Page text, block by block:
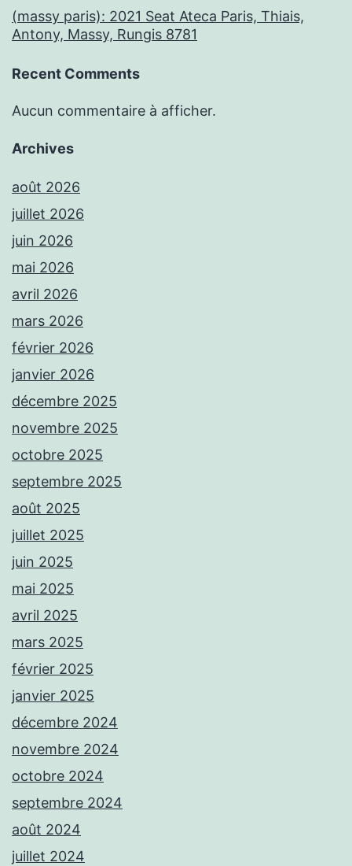
(massy paris): 2021 Seat Ateca Paris, Thiais,
Antony, Massy, Rungis 8781
Recent Comments
Aucun commentaire à afficher.
Archives
août 2026
juillet 2026
juin 2026
mai 2026
avril 2026
mars 2026
février 2026
janvier 2026
décembre 2025
novembre 2025
octobre 2025
septembre 2025
août 2025
juillet 2025
juin 2025
mai 2025
avril 2025
mars 2025
février 2025
janvier 2025
décembre 2024
novembre 2024
octobre 2024
septembre 2024
août 2024
juillet 2024